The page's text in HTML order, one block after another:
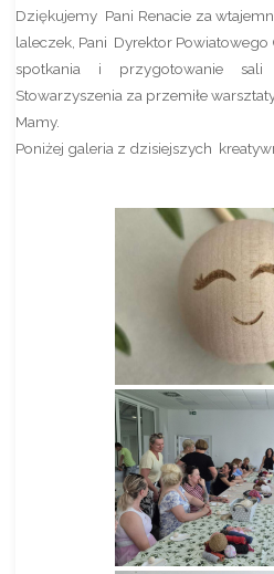
Dziękujemy Pani Renacie za
laleczek, Pani Dyrektor
spotkania i przygotowanie
Stowarzyszenia za przemiłe
Mamy.
Poniżej galeria z dzisiejszych